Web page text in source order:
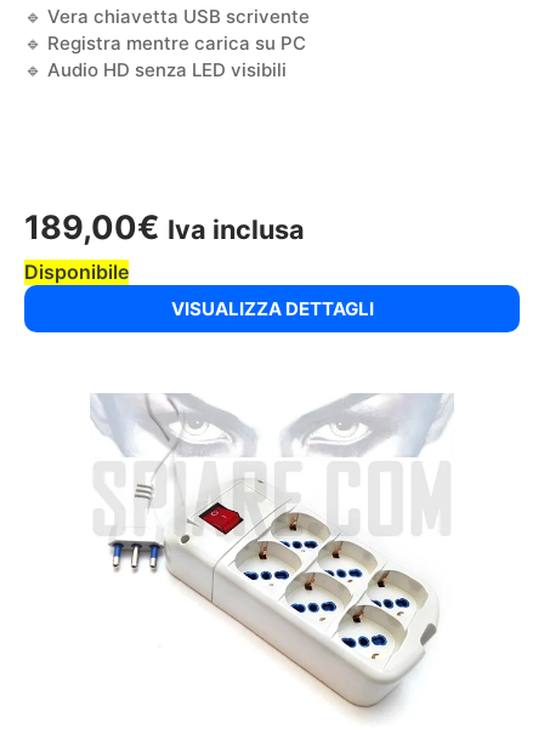
🔹 Vera chiavetta USB scrivente
🔹 Registra mentre carica su PC
🔹 Audio HD senza LED visibili
189,00€ Iva inclusa
Disponibile
VISUALIZZA DETTAGLI